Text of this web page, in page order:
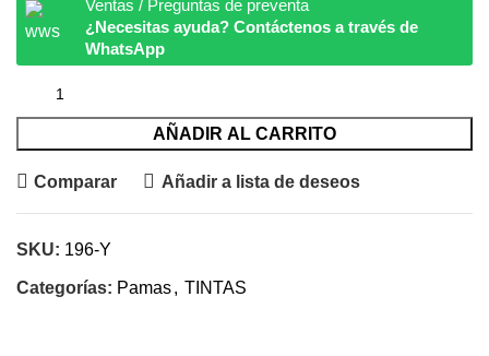
Ventas / Preguntas de preventa
¿Necesitas ayuda? Contáctenos a través de
WhatsApp
AÑADIR AL CARRITO
Comparar Añadir a lista de deseos
SKU: 196-Y
Categorías: Pamas, TINTAS